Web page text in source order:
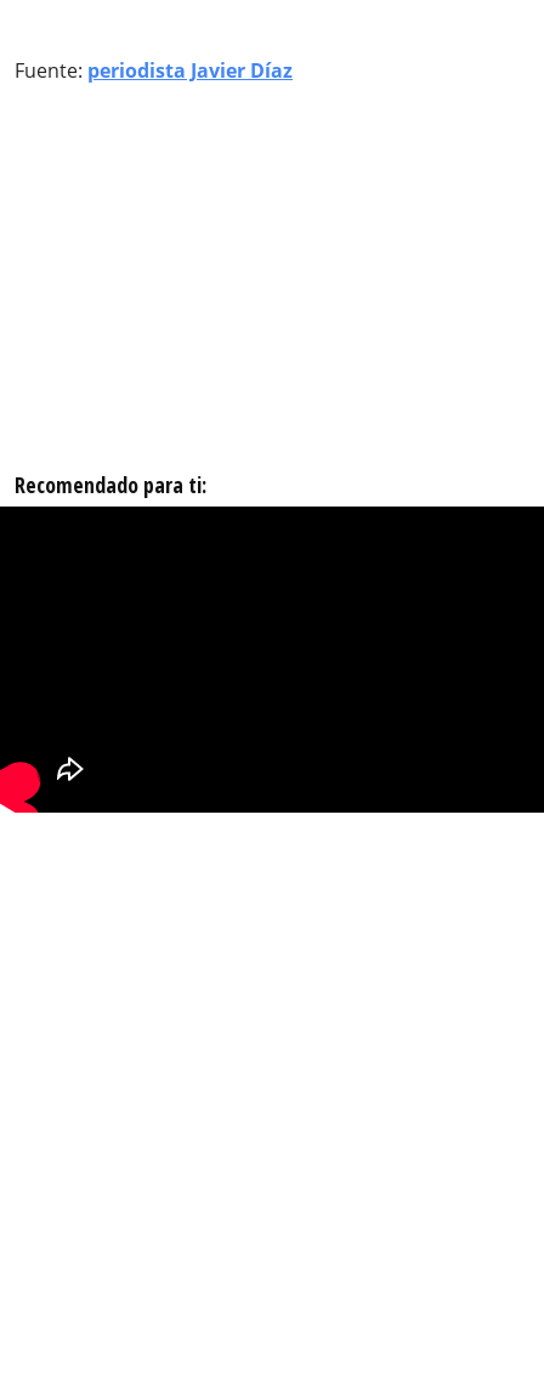
Fuente: periodista Javier Díaz
Recomendado para ti: